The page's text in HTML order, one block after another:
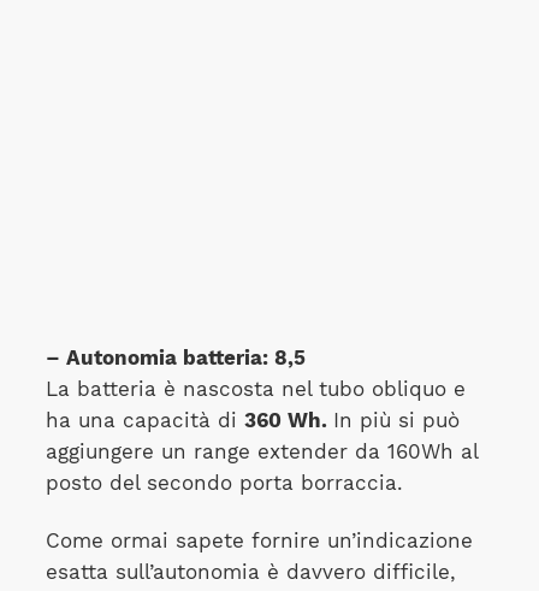
– Autonomia batteria: 8,5
La batteria è nascosta nel tubo obliquo e
ha una capacità di 360 Wh. In più si può
aggiungere un range extender da 160Wh al
posto del secondo porta borraccia.
Come ormai sapete fornire un’indicazione
esatta sull’autonomia è davvero difficile,